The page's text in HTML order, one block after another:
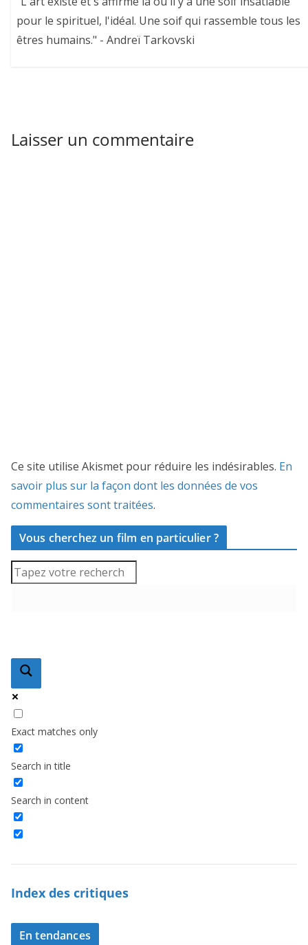
pour le spirituel, l'idéal. Une soif qui rassemble tous les
êtres humains." - Andreï Tarkovski
Laisser un commentaire
Ce site utilise Akismet pour réduire les indésirables. En
savoir plus sur la façon dont les données de vos
commentaires sont traitées.
Vous cherchez un film en particulier ?
Exact matches only
Search in title
Search in content
Index des critiques
En tendances